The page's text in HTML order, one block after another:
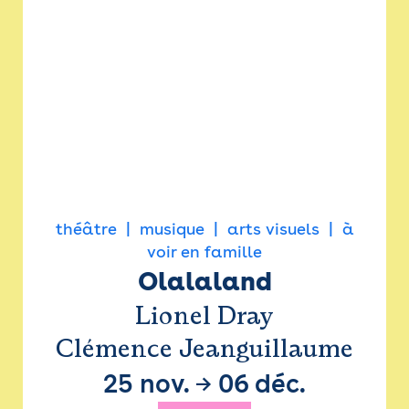
théâtre musique arts visuels
à
voir en famille
Olalaland
Lionel Dray
Clémence Jeanguillaume
25 nov. → 06 déc.